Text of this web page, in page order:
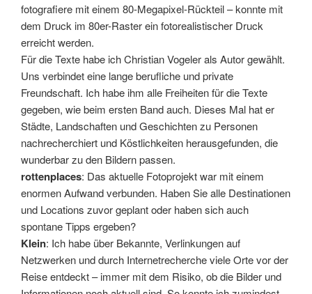
fotografiere mit einem 80-Megapixel-Rückteil – konnte mit
dem Druck im 80er-Raster ein fotorealistischer Druck
erreicht werden.
Für die Texte habe ich Christian Vogeler als Autor gewählt.
Uns verbindet eine lange berufliche und private
Freundschaft. Ich habe ihm alle Freiheiten für die Texte
gegeben, wie beim ersten Band auch. Dieses Mal hat er
Städte, Landschaften und Geschichten zu Personen
nachrecherchiert und Köstlichkeiten herausgefunden, die
wunderbar zu den Bildern passen.
rottenplaces: Das aktuelle Fotoprojekt war mit einem
enormen Aufwand verbunden. Haben Sie alle Destinationen
und Locations zuvor geplant oder haben sich auch
spontane Tipps ergeben?
Klein: Ich habe über Bekannte, Verlinkungen auf
Netzwerken und durch Internetrecherche viele Orte vor der
Reise entdeckt – immer mit dem Risiko, ob die Bilder und